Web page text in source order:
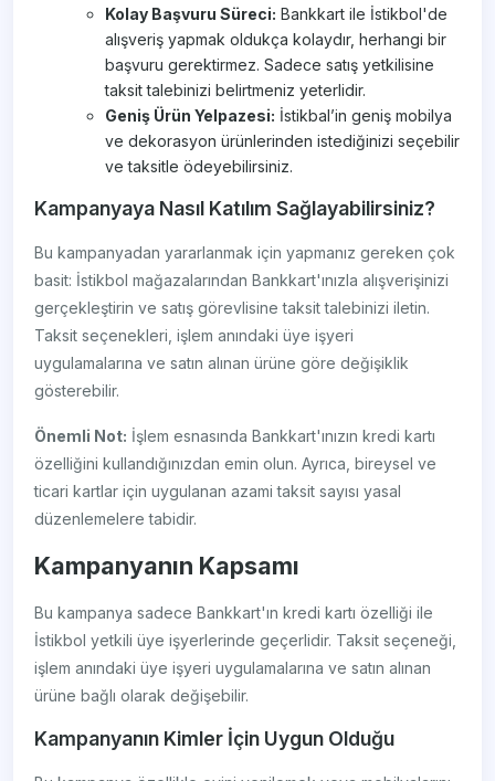
Kolay Başvuru Süreci: Bankkart ile İstikbol'de
alışveriş yapmak oldukça kolaydır, herhangi bir
başvuru gerektirmez. Sadece satış yetkilisine
taksit talebinizi belirtmeniz yeterlidir.
Geniş Ürün Yelpazesi: İstikbal’in geniş mobilya
ve dekorasyon ürünlerinden istediğinizi seçebilir
ve taksitle ödeyebilirsiniz.
Kampanyaya Nasıl Katılım Sağlayabilirsiniz?
Bu kampanyadan yararlanmak için yapmanız gereken çok
basit: İstikbol mağazalarından Bankkart'ınızla alışverişinizi
gerçekleştirin ve satış görevlisine taksit talebinizi iletin.
Taksit seçenekleri, işlem anındaki üye işyeri
uygulamalarına ve satın alınan ürüne göre değişiklik
gösterebilir.
Önemli Not: İşlem esnasında Bankkart'ınızın kredi kartı
özelliğini kullandığınızdan emin olun. Ayrıca, bireysel ve
ticari kartlar için uygulanan azami taksit sayısı yasal
düzenlemelere tabidir.
Kampanyanın Kapsamı
Bu kampanya sadece Bankkart'ın kredi kartı özelliği ile
İstikbol yetkili üye işyerlerinde geçerlidir. Taksit seçeneği,
işlem anındaki üye işyeri uygulamalarına ve satın alınan
ürüne bağlı olarak değişebilir.
Kampanyanın Kimler İçin Uygun Olduğu